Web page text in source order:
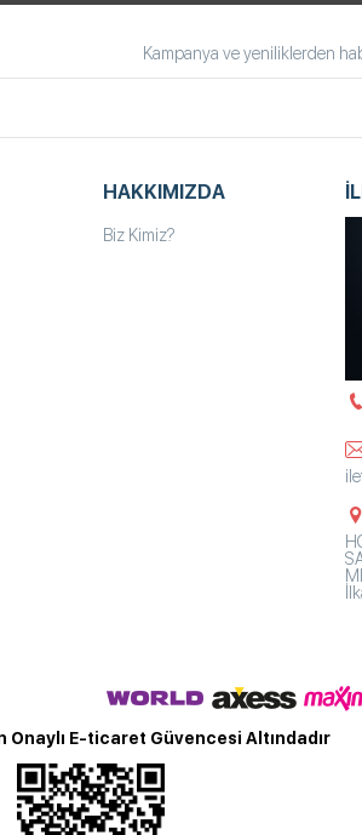
Kampanya ve yeniliklerden
HAKKIMIZDA
Biz Kimiz?
Onaylı E-ticaret Güvencesi Altındadır